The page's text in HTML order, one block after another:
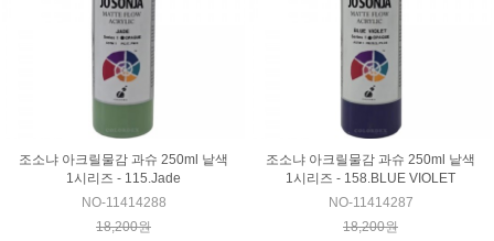
조소냐 아크릴물감 과슈 250ml 낱색
1시리즈 - 115.Jade
NO-11414288
18,200원
조소냐 아크릴물감 과슈 250ml 낱색
1시리즈 - 158.BLUE VIOLET
NO-11414287
18,200원